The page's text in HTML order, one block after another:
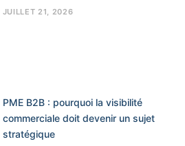
JUILLET 21, 2026
PME B2B : pourquoi la visibilité
commerciale doit devenir un sujet
stratégique